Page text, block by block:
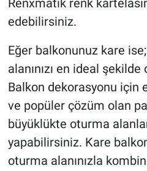
Renxmatik renk
edebilirsiniz.
Eğer balkonunuz kare
alanınızı en ideal
Balkon dekorasyonu için
ve popüler çözüm olan
büyüklükte oturma
yapabilirsiniz. Kare
oturma alanınızla